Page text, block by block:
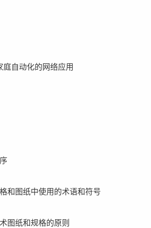
庭自动化的网络应用
和图纸中使用的术语和符号
图纸和规格的原则